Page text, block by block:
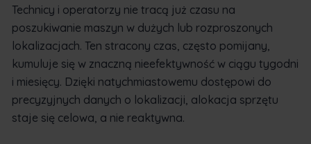
Technicy i operatorzy nie tracą już czasu na
poszukiwanie maszyn w dużych lub rozproszonych
lokalizacjach. Ten stracony czas, często pomijany,
kumuluje się w znaczną nieefektywność w ciągu tygodni
i miesięcy. Dzięki natychmiastowemu dostępowi do
precyzyjnych danych o lokalizacji, alokacja sprzętu
staje się celowa, a nie reaktywna.